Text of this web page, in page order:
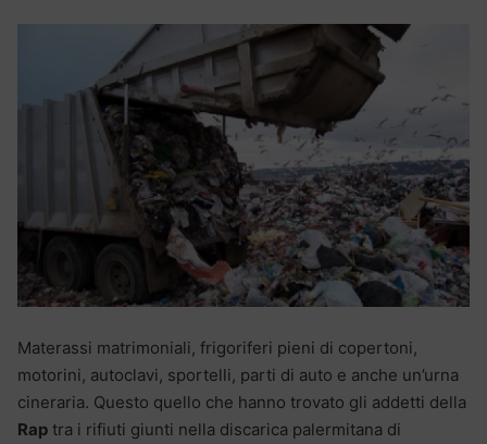
Materassi matrimoniali, frigoriferi pieni di copertoni,
motorini, autoclavi, sportelli, parti di auto e anche un’urna
cineraria. Questo quello che hanno trovato gli addetti della
Rap tra i rifiuti giunti nella discarica palermitana di